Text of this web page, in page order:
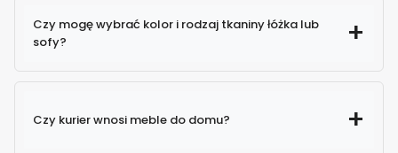
Czy mogę wybrać kolor i rodzaj tkaniny łóżka lub
sofy?
Czy kurier wnosi meble do domu?